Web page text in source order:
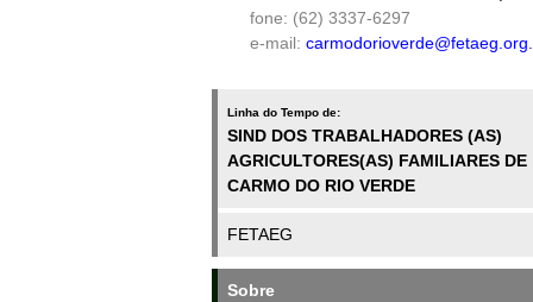
fone: (62) 3337-6297
e-mail:
Linha do Tempo de:
SIND DOS TRABALHADORES (AS)
AGRICULTORES(AS) FAMILIARES DE
CARMO DO RIO VERDE
FETAEG
Sobre